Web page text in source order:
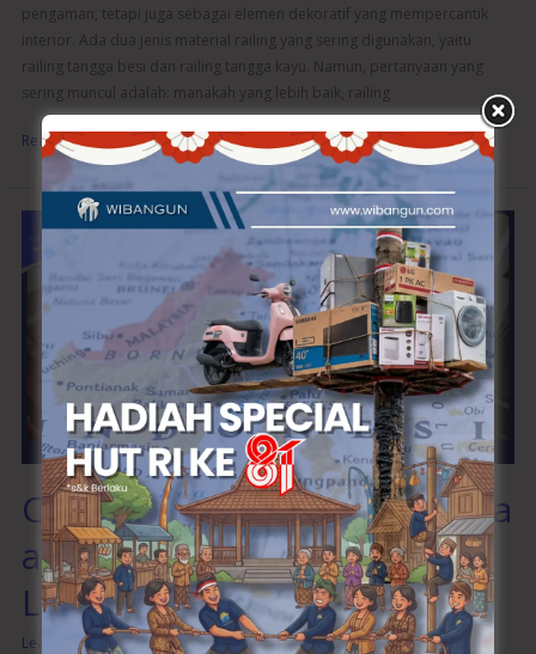
pengaman, tetapi juga sebagai elemen dekoratif yang mempercantik
interior. Ada dua jenis material railing yang sering digunakan, yaitu
railing tangga besi dan railing tangga kayu. Namun, pertanyaan yang
sering muncul adalah: manakah yang lebih baik, railing
Read More »
Cara Merawat Railing Tangga
agar Tetap Awet dan Tahan
Lama
Leave a Comment/Railing Tangga/wibangunweb
Merawat
Railing
Tangga
Tetap
Awet
Tahan
Lama